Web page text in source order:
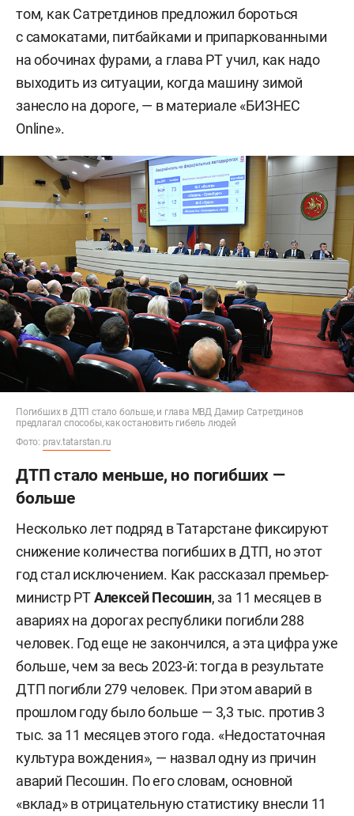
том, как Сатретдинов предложил бороться
с самокатами, питбайками и припаркованными
на обочинах фурами, а глава РТ учил, как надо
выходить из ситуации, когда машину зимой
занесло на дороге, — в материале «БИЗНЕС
Online».
Погибших в ДТП стало больше, и глава МВД Дамир Сатретдинов
предлагал способы, как остановить гибель людей
Фото: prav.tatarstan.ru
ДТП стало меньше, но погибших —
больше
Несколько лет подряд в Татарстане фиксируют
снижение количества погибших в ДТП, но этот
год стал исключением. Как рассказал премьер-
министр РТАлексей Песошин, за 11 месяцев в
авариях на дорогах республики погибли 288
человек. Год еще не закончился, а эта цифра уже
больше, чем за весь 2023-й: тогда в результате
ДТП погибли 279 человек. При этом аварий в
прошлом году было больше — 3,3 тыс. против 3
тыс. за 11 месяцев этого года. «Недостаточная
культура вождения», — назвал одну из причин
аварий Песошин. По его словам, основной
«вклад» в отрицательную статистику внесли 11